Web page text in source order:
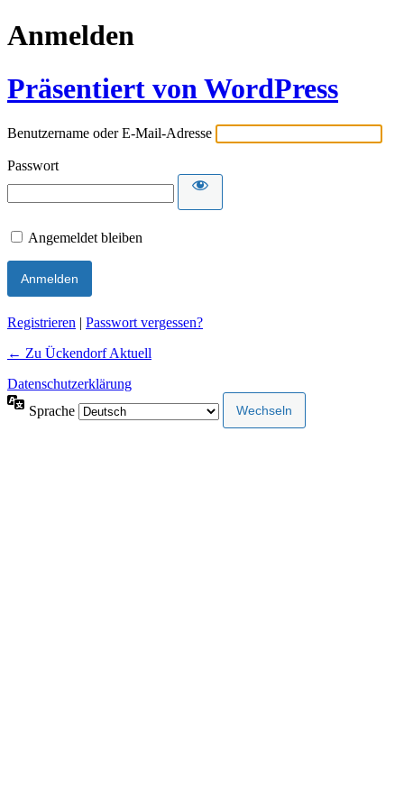
Anmelden
Präsentiert von WordPress
Benutzername oder E-Mail-Adresse
Passwort
Angemeldet bleiben
Alternative:
Registrieren | Passwort vergessen?
← Zu Ückendorf Aktuell
Datenschutzerklärung
Sprache